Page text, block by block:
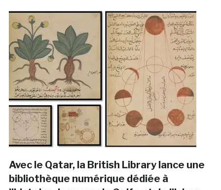
Avec le Qatar, la British Library lance une
bibliothèque numérique dédiée à